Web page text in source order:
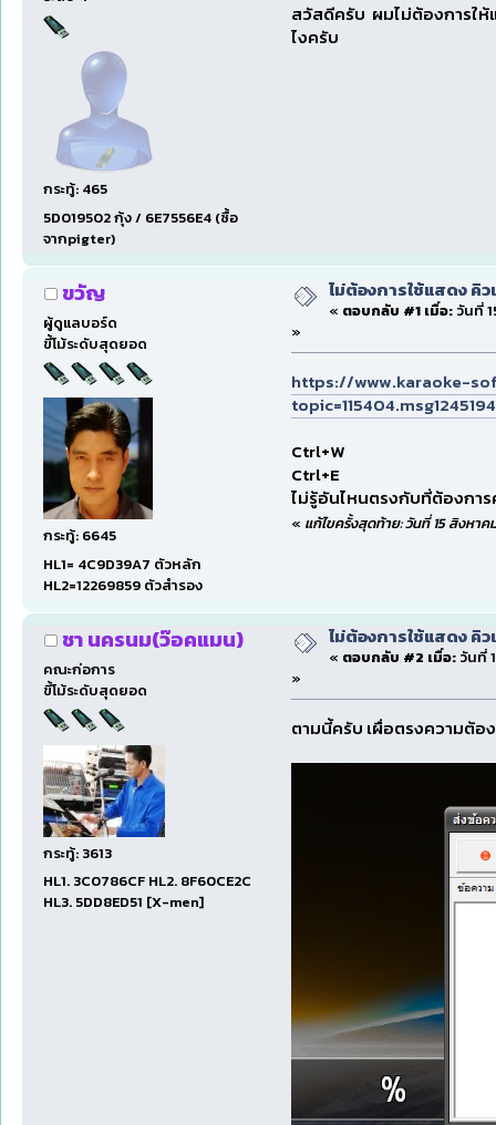
กระทู้: 465
5D019502 กุ้ง / 6E7556E4 (ซื้อ
จากpigter)
สวัสดีครับ ผมไม่ต้องการให้
ไงครับ
ขวัญ
ผู้ดูแลบอร์ด
ขี้โม้ระดับสุดยอด
กระทู้: 6645
HL1= 4C9D39A7 ตัวหลัก
HL2=12269859 ตัวสำรอง
ไม่ต้องการใช้แสดง คิ
« ตอบกลับ #1 เมื่อ:วันที่
»
https://www.karaoke-
Ctrl+W
Ctrl+E
ไม่รู้อันไหนตรงกับที่ต้องกา
« แก้ไขครั้งสุดท้าย: วันที่ 15 สิงหาค
ชา นครนม(ว๊อคแมน)
คณะก่อการ
ขี้โม้ระดับสุดยอด
กระทู้: 3613
HL1. 3C0786CF HL2. 8F60CE2C
HL3. 5DD8ED51 [X-men]
ไม่ต้องการใช้แสดง คิ
« ตอบกลับ #2 เมื่อ:วันที่
»
ตามนี้ครับ เผื่อตรงความต้อ